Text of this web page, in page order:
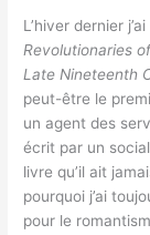
L’hiver dernier
Revolutionaries
Late Nineteenth
peut-être le
un agent des
écrit par un
livre qu’il ait
pourquoi j’ai
pour le